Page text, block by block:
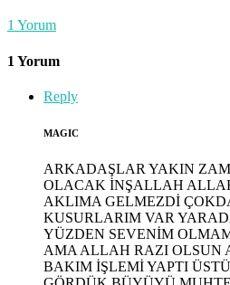
1 Yorum
1 Yorum
Reply
MAGIC
ARKADAŞLAR YAKIN
OLACAK İNŞALLAH
AKLIMA GELMEZDİ
KUSURLARIM VAR
YÜZDEN SEVENİM
AMA ALLAH RAZI OLSUN
BAKIM İŞLEMİ YAPTI